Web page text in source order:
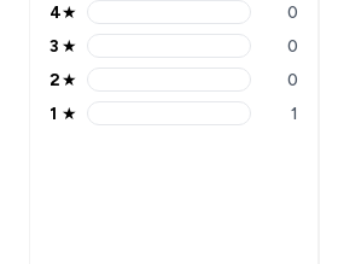
4★
0
3 ★
0
2★
0
1 ★ 1